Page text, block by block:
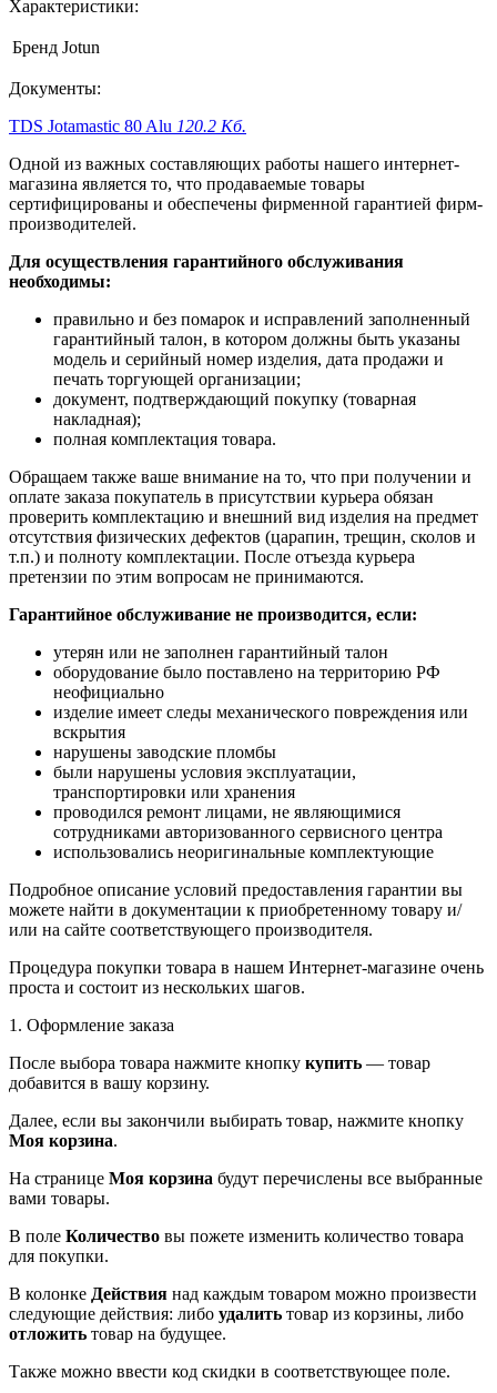
Характеристики:
Бренд Jotun
Документы:
TDS Jotamastic 80 Alu 120.2 Кб.
Одной из важных составляющих работы нашего интернет-
магазина является то, что продаваемые товары
сертифицированы и обеспечены фирменной гарантией фирм-
производителей.
Для осуществления гарантийного обслуживания
необходимы:
правильно и без помарок и исправлений заполненный
гарантийный талон, в котором должны быть указаны
модель и серийный номер изделия, дата продажи и
печать торгующей организации;
документ, подтверждающий покупку (товарная
накладная);
полная комплектация товара.
Обращаем также ваше внимание на то, что при получении и
оплате заказа покупатель в присутствии курьера обязан
проверить комплектацию и внешний вид изделия на предмет
отсутствия физических дефектов (царапин, трещин, сколов и
т.п.) и полноту комплектации. После отъезда курьера
претензии по этим вопросам не принимаются.
Гарантийное обслуживание не производится, если:
утерян или не заполнен гарантийный талон
оборудование было поставлено на территорию РФ
неофициально
изделие имеет следы механического повреждения или
вскрытия
нарушены заводские пломбы
были нарушены условия эксплуатации,
транспортировки или хранения
проводился ремонт лицами, не являющимися
сотрудниками авторизованного сервисного центра
использовались неоригинальные комплектующие
Подробное описание условий предоставления гарантии вы
можете найти в документации к приобретенному товару и/
или на сайте соответствующего производителя.
Процедура покупки товара в нашем Интернет-магазине очень
проста и состоит из нескольких шагов.
1. Оформление заказа
После выбора товара нажмите кнопку купить — товар
добавится в вашу корзину.
Далее, если вы закончили выбирать товар, нажмите кнопку
Моя корзина.
На странице Моя корзина будут перечислены все выбранные
вами товары.
В поле Количество вы пожете изменить количество товара
для покупки.
В колонке Действия над каждым товаром можно произвести
следующие действия: либо удалить товар из корзины, либо
отложить товар на будущее.
Также можно ввести код скидки в соответствующее поле.